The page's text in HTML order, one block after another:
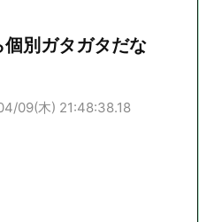
別ガタガタだな
09(木) 21:48:38.18